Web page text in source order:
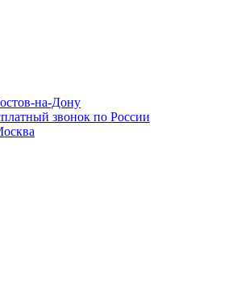
на-Дону
звонок по России